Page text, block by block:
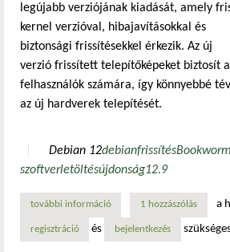
legújabb verziójának kiadását, amely
kernel verzióval, hibajavításokkal és
biztonsági frissítésekkel érkezik. Az új
verzió frissített telepítőképeket biztosít a
felhasználók számára, így könnyebbé
az új hardverek telepítését.
Debian 12debianfrissítés
szoftverletöltésújdonság12.9
további információmegjelent a debian 12.9
1 hozzászólás a
regisztráció és bejelentkezés